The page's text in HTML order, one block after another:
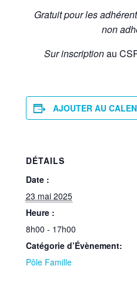
Gratuit pour les
non
Sur inscriptionau
AJOUTER AU
DÉTAILS
Date :
23 mai 2025
Heure :
8h00 - 17h00
Catégorie d’Évènement:
Pôle Famille